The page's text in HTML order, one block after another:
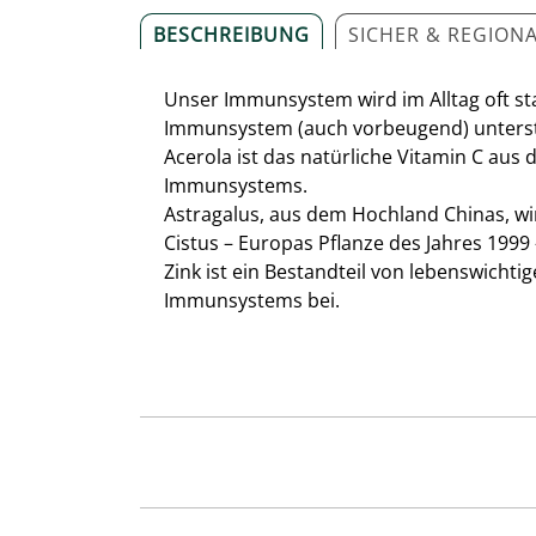
BESCHREIBUNG SICHER &
Unser Immunsystem wird im Alltag oft
Immunsystem (auch vorbeugend)
Acerola ist das natürliche Vitamin C aus
Immun­systems.
Astragalus, aus dem Hochland Chinas,
Cistus – Europas Pflanze des Jahres
Zink ist ein Bestandteil von
Immunsystems bei.